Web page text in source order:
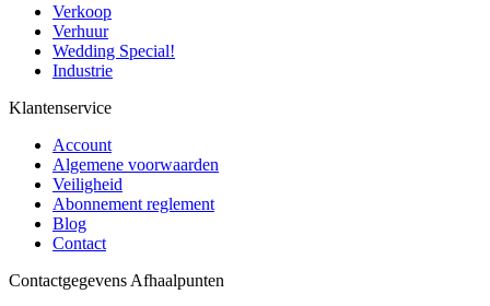
Verkoop
Verhuur
Wedding Special!
Industrie
Klantenservice
Account
Algemene voorwaarden
Veiligheid
Abonnement reglement
Blog
Contact
Contactgegevens Afhaalpunten